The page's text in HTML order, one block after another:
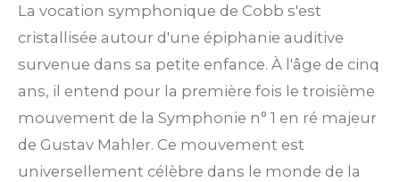
La vocation symphonique de Cobb s'est
cristallisée autour d'une épiphanie auditive
survenue dans sa petite enfance. À l'âge de cinq
ans, il entend pour la première fois le troisième
mouvement de la Symphonie n° 1 en ré majeur
de Gustav Mahler. Ce mouvement est
universellement célèbre dans le monde de la